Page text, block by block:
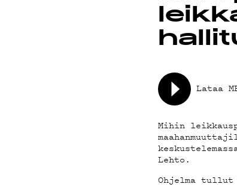
MAINOSTA
G LIVELAB
Lataa
Mihin
Lehto.
Ohjelma tullut